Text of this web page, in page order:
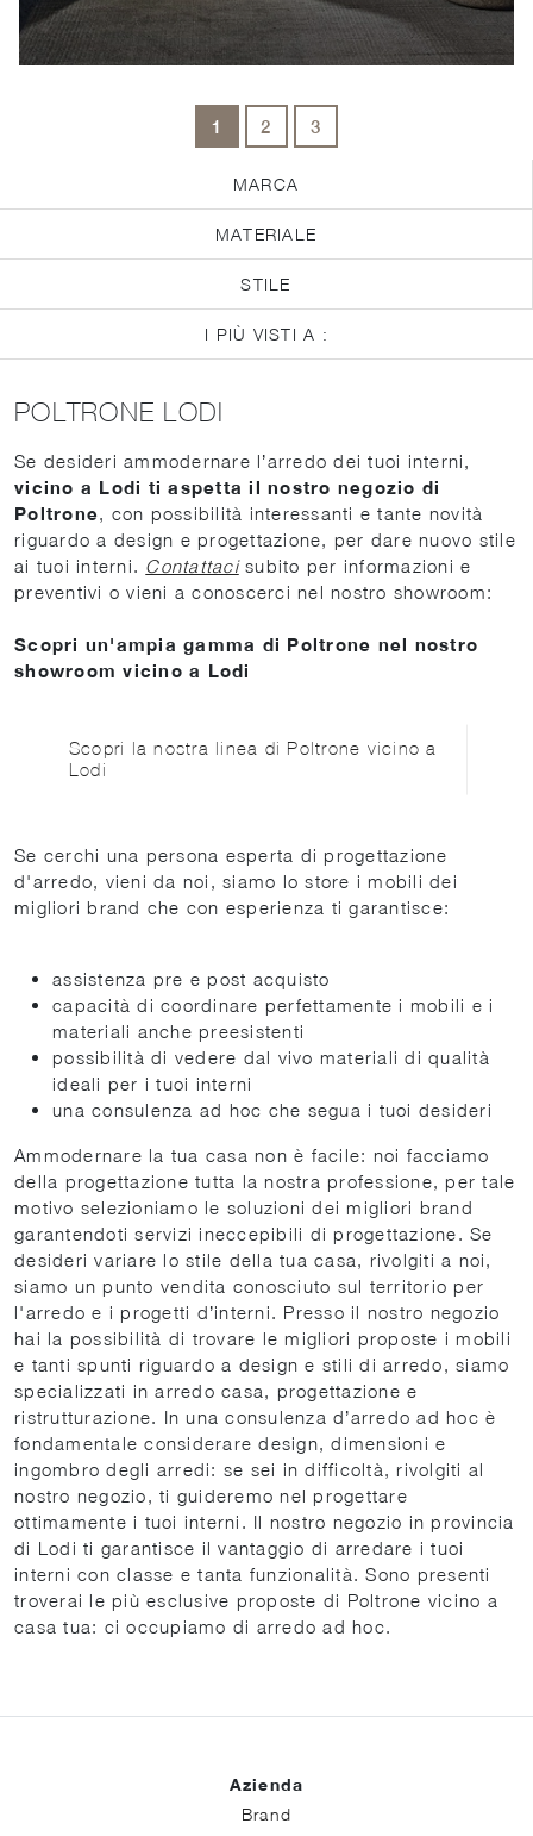
MARCA
MATERIALE
STILE
I PIÙ VISTI A :
1 2 3
POLTRONE LODI
Se desideri ammodernare l’arredo dei tuoi interni,
vicino a Lodi ti aspetta il nostro negozio di
Poltrone, con possibilità interessanti e tante novità
riguardo a design e progettazione, per dare nuovo stile
ai tuoi interni. Contattacisubito per informazioni e
preventivi o vieni a conoscerci nel nostro showroom:
Scopri un'ampia gamma di Poltrone nel nostro
showroom vicino a Lodi
Scopri la nostra linea di Poltrone vicino a
Lodi
Se cerchi una persona esperta di progettazione
d'arredo, vieni da noi, siamo lo store i mobili dei
migliori brand che con esperienza ti garantisce:
assistenza pre e post acquisto
capacità di coordinare perfettamente i mobili e i
materiali anche preesistenti
possibilità di vedere dal vivo materiali di qualità
ideali per i tuoi interni
una consulenza ad hoc che segua i tuoi desideri
Ammodernare la tua casa non è facile: noi facciamo
della progettazione tutta la nostra professione, per tale
motivo selezioniamo le soluzioni dei migliori brand
garantendoti servizi ineccepibili di progettazione. Se
desideri variare lo stile della tua casa, rivolgiti a noi,
siamo un punto vendita conosciuto sul territorio per
l'arredo e i progetti d’interni. Presso il nostro negozio
hai la possibilità di trovare le migliori proposte i mobili
e tanti spunti riguardo a design e stili di arredo, siamo
specializzati in arredo casa, progettazione e
ristrutturazione. In una consulenza d’arredo ad hoc è
fondamentale considerare design, dimensioni e
ingombro degli arredi: se sei in difficoltà, rivolgiti al
nostro negozio, ti guideremo nel progettare
ottimamente i tuoi interni. Il nostro negozio in provincia
di Lodi ti garantisce il vantaggio di arredare i tuoi
interni con classe e tanta funzionalità. Sono presenti
troverai le più esclusive proposte di Poltrone vicino a
casa tua: ci occupiamo di arredo ad hoc.
Azienda
Brand